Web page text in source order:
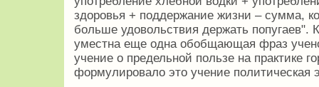
здоровья + поддержание жизни – сумма,
больше удовольствия держать попугаев".
уместна еще одна обобщающая фраз
учение о предельной пользе на практике
формулировало это учение политическая